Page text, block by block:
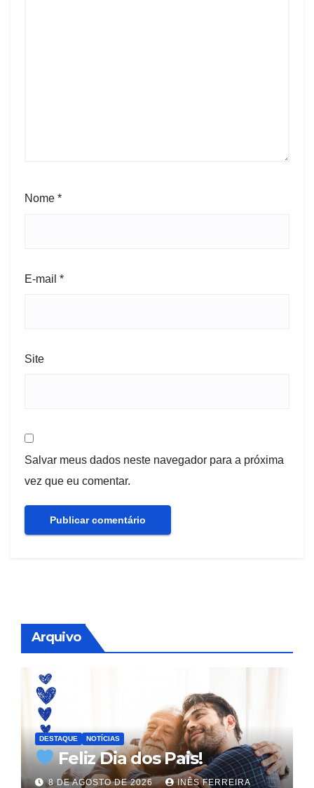
Nome *
E-mail *
Site
Salvar meus dados neste navegador para a próxima
vez que eu comentar.
Arquivo
DESTAQUE NOTÍCIAS
Feliz Dia dos Pais!
8 DE AGOSTO DE 2026 INÊS FERREIRA